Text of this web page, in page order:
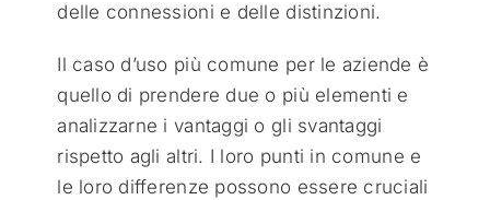
delle connessioni e delle distinzioni.
Il caso d’uso più comune per le aziende è
quello di prendere due o più elementi e
analizzarne i vantaggi o gli svantaggi
rispetto agli altri. I loro punti in comune e
le loro differenze possono essere cruciali